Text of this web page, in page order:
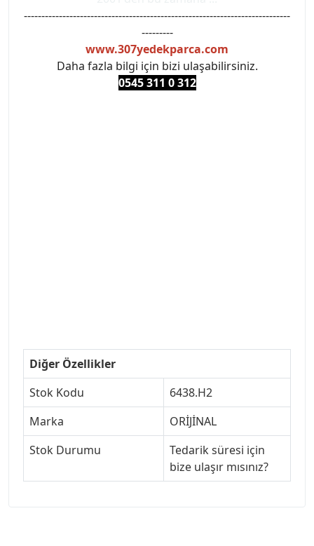
----------------------------------------------------------------------------
---------
www.307yedekparca.com
Daha fazla bilgi için bizi ulaşabilirsiniz.
0545 311 0 312
Diğer Özellikler
Stok Kodu
6438.H2
Marka
ORİJİNAL
Stok Durumu
Tedarik süresi için
bize ulaşır mısınız?